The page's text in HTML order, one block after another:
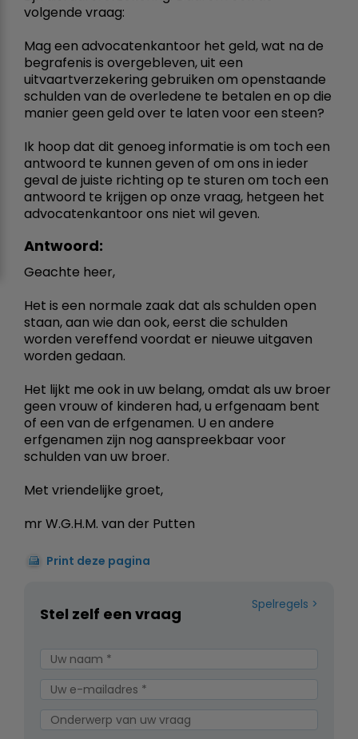
volgende vraag:
Mag een advocatenkantoor het geld, wat na de
begrafenis is overgebleven, uit een
uitvaartverzekering gebruiken om openstaande
schulden van de overledene te betalen en op die
manier geen geld over te laten voor een steen?
Ik hoop dat dit genoeg informatie is om toch een
antwoord te kunnen geven of om ons in ieder
geval de juiste richting op te sturen om toch een
antwoord te krijgen op onze vraag, hetgeen het
advocatenkantoor ons niet wil geven.
Antwoord:
Geachte heer,
Het is een normale zaak dat als schulden open
staan, aan wie dan ook, eerst die schulden
worden vereffend voordat er nieuwe uitgaven
worden gedaan.
Het lijkt me ook in uw belang, omdat als uw broer
geen vrouw of kinderen had, u erfgenaam bent
of een van de erfgenamen. U en andere
erfgenamen zijn nog aanspreekbaar voor
schulden van uw broer.
Met vriendelijke groet,
mr W.G.H.M. van der Putten
Print deze pagina
Spelregels
Stel zelf een vraag